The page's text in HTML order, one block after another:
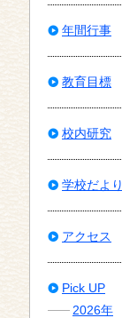
年間行事
教育目標
校内研究
学校だより
アクセス
Pick UP
2026年